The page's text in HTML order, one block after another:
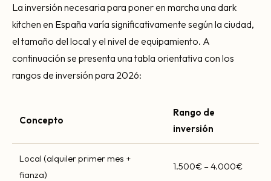
La inversión necesaria para poner en marcha una dark
kitchen en España varía significativamente según la ciudad,
el tamaño del local y el nivel de equipamiento. A
continuación se presenta una tabla orientativa con los
rangos de inversión para 2026:
Concepto
Rango de
inversión
Local (alquiler primer mes +
fianza)
1.500€ – 4.000€